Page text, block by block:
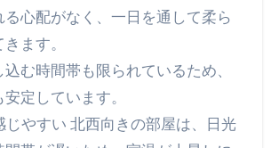
る心配がなく、一日を通して柔ら
ます。
む時間帯も限られているため、
定しています。
じやすい 北西向きの部屋は、日光